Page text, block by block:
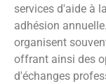
services d'aide à
adhésion
organisent
offrant ainsi des
d'échanges